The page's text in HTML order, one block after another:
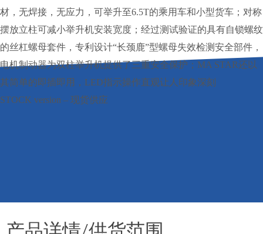
材，无焊接，无应力，可举升至6.5T的乘用车和小型货车；对称
摆放立柱可减小举升机安装宽度；经过测试验证的具有自锁螺纹
的丝杠螺母套件，专利设计“长颈鹿”型螺母失效检测安全部件，
电机制动器为双柱举升机提供了三重安全保护；MA STAR还以
其简单的即插即用，LED指示操作直观让人印象深刻
STOCK version – 现货供应